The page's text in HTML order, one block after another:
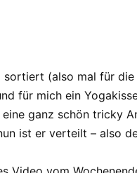
(also mal für
für mich ein
ganz schön tricky
ist er verteilt – also